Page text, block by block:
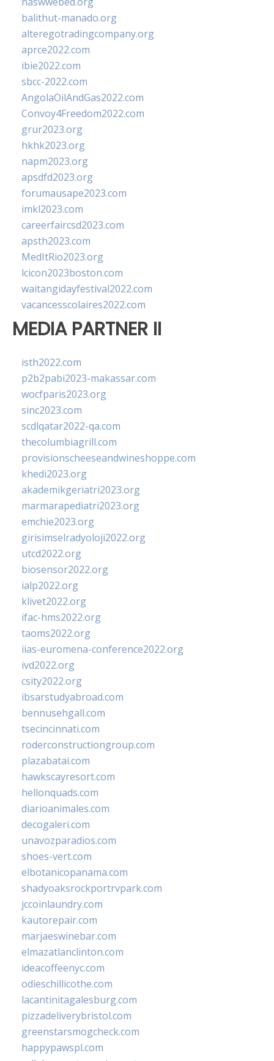
balithut-manado.org
alteregotradingcompany.org
aprce2022.com
ibie2022.com
sbcc-2022.com
AngolaOilAndGas2022.com
Convoy4Freedom2022.com
grur2023.org
hkhk2023.org
napm2023.org
apsdfd2023.org
forumausape2023.com
imkl2023.com
careerfaircsd2023.com
apsth2023.com
MedItRio2023.org
lcicon2023boston.com
waitangidayfestival2022.com
vacancesscolaires2022.com
MEDIA PARTNER II
isth2022.com
p2b2pabi2023-makassar.com
wocfparis2023.org
sinc2023.com
scdlqatar2022-qa.com
thecolumbiagrill.com
provisionscheeseandwineshoppe.com
khedi2023.org
akademikgeriatri2023.org
marmarapediatri2023.org
emchie2023.org
girisimselradyoloji2022.org
utcd2022.org
biosensor2022.org
ialp2022.org
klivet2022.org
ifac-hms2022.org
taoms2022.org
iias-euromena-conference2022.org
ivd2022.org
csity2022.org
ibsarstudyabroad.com
bennusehgall.com
tsecincinnati.com
roderconstructiongroup.com
plazabatai.com
hawkscayresort.com
hellonquads.com
diarioanimales.com
decogaleri.com
unavozparadios.com
shoes-vert.com
elbotanicopanama.com
shadyoaksrockportrvpark.com
jccoinlaundry.com
kautorepair.com
marjaeswinebar.com
elmazatlanclinton.com
ideacoffeenyc.com
odieschillicothe.com
lacantinitagalesburg.com
pizzadeliverybristol.com
greenstarsmogcheck.com
happypawspl.com